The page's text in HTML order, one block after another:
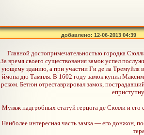
добавлено: 12-06-2013 04:39
Главной достопримечательностью городка
За время своего существования замок успел
ующему зданию, а при участии Ги де ла Тремуйля
ймона дю Тампля. В 1602 году замок купил
рском. Бетюн отреставрировал замок,
Муляж надгробных статуй герцога де Сюлли и его
Наиболее интересная часть замка — его донжон,